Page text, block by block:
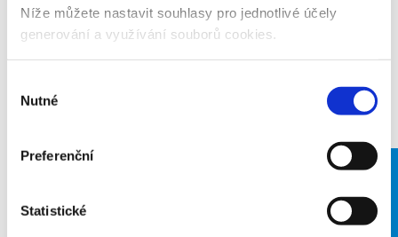
Níže můžete nastavit souhlasy pro jednotlivé účely
generování a využívání souborů cookies.
souhlasu
Nutné
Preferenční
Statistické
Prozkoumejte sportovní
kluby na Břeclavsku